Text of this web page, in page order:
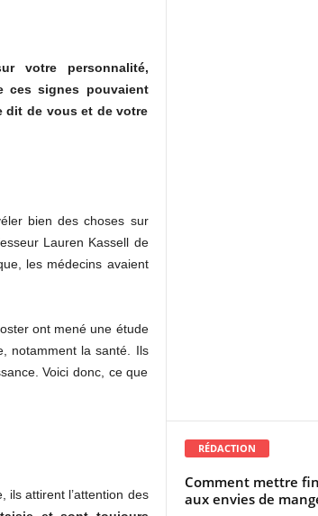
votre personnalité,
ces signes pouvaient
dit de vous et de votre
bien des choses sur
Lauren Kassell de
les médecins avaient
ont mené une étude
notamment la santé. Ils
Voici donc, ce que
ils attirent l’attention des
RÉDACTION
Comment mettre
aux envies de